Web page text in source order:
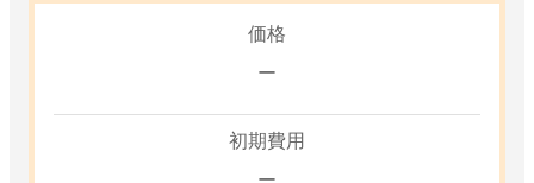
価格
ー
初期費用